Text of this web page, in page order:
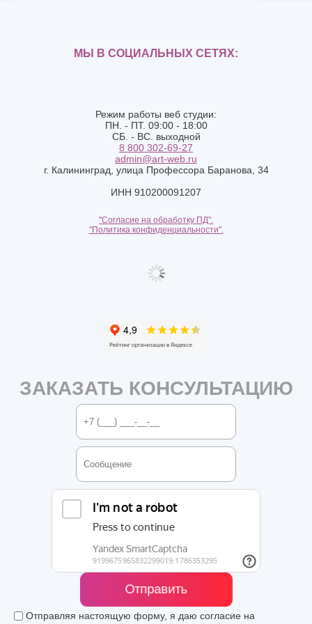
Режим работы веб студии:
ПН. - ПТ. 09:00 - 18:00
СБ. - ВС. выходной
8 800 302-69-27
admin@art-web.ru
г. Калининград, улица Профессора Баранова, 34
ИНН 910200091207
"Согласие на обработку ПД".
"Политика конфиденциальности".
МЫ В СОЦИАЛЬНЫХ СЕТЯХ:
ЗАКАЗАТЬ КОНСУЛЬТАЦИЮ
Отправить
Отправляя настоящую форму, я даю согласие на